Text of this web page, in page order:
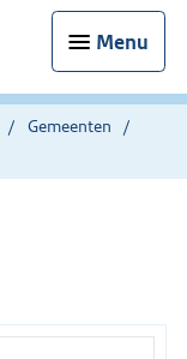
Menu
Gemeenten